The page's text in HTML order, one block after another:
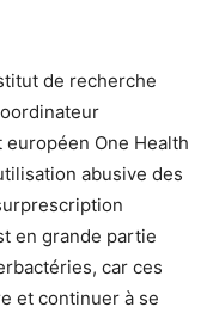
de recherche
One Health
abusive des
en grande partie
car ces
et continuer à se